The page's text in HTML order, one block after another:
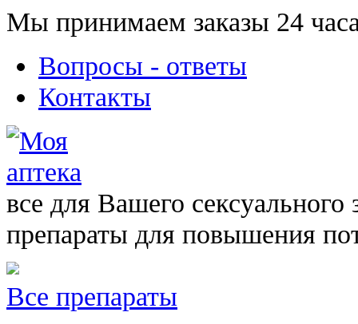
Мы принимаем заказы 24
Вопросы - ответы
Контакты
все для Вашего сексуального
препараты для повышения
Все препараты